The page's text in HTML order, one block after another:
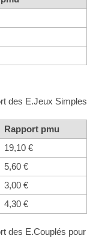
des E.Jeux Simples
Rapport pmu
19,10 €
5,60 €
3,00 €
4,30 €
des E.Couplés pour